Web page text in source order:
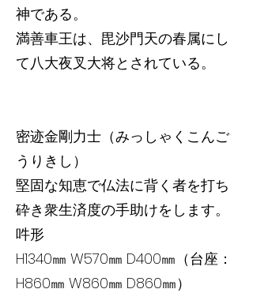
神である。
満善車王は、毘沙門天の春属にし
て八大夜叉大将とされている。
密迹金剛力士（みっしゃくこんご
うりきし）
堅固な知恵で仏法に背く者を打ち
砕き衆生済度の手助けをします。
吽形
H1340㎜ W570㎜ D400㎜（台座：
H860㎜ W860㎜ D860㎜）